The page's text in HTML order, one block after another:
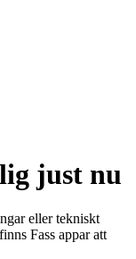
just nu
eller tekniskt
Fass appar att